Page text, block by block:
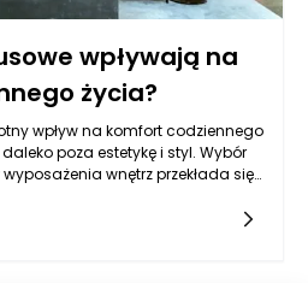
wpływają na
życia?
wpływ na komfort codziennego
poza estetykę i styl. Wybór
wnętrz przekłada się